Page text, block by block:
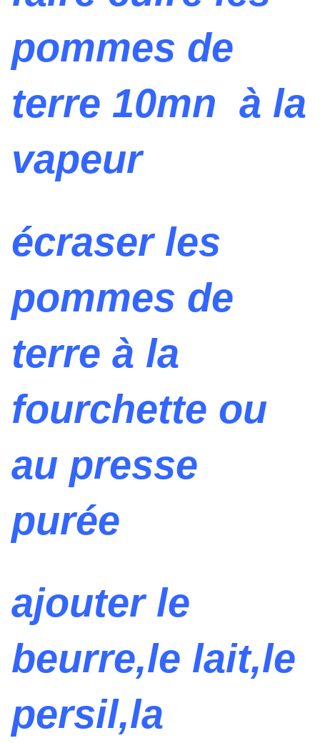
pommes de
terre 10mn à la
vapeur
écraser les
pommes de
terre à la
fourchette ou
au presse
purée
ajouter le
beurre,le lait,le
persil,la